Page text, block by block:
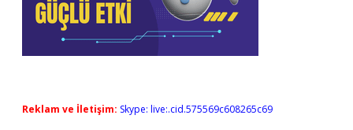
Reklam ve İletişim: Skype: live:.cid.575569c608265c69